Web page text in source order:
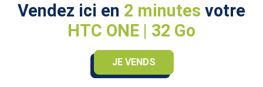
Vendez ici en 2 minutes votre
HTC ONE | 32 Go
JE VENDS